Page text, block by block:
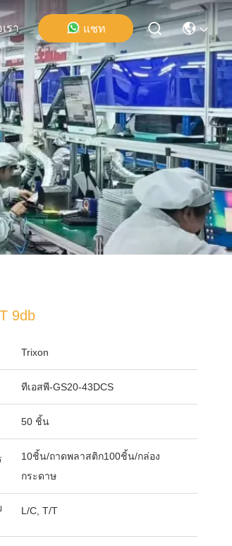
รา แชท
9db
Trixon
ทีเอสพี-GS20-43DCS
50 ชิ้น
10ชิ้น/ถาดพลาสติก100ชิ้น/กล่อง
กระดาษ
L/C, T/T